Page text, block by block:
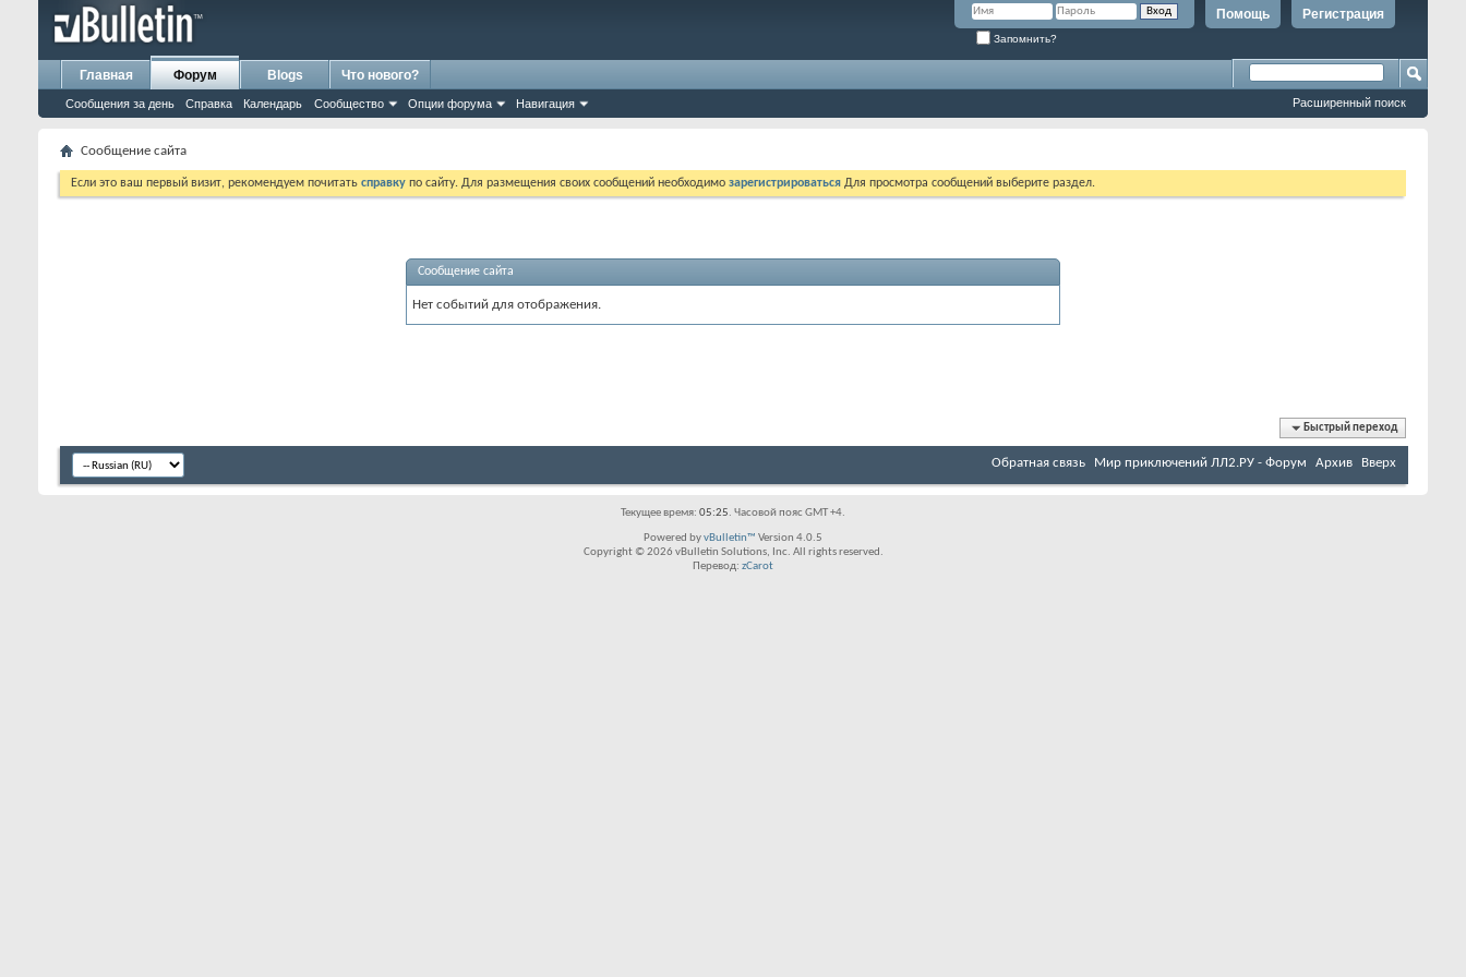
Регистрация
Помощь
Запомнить?
Главная Форум
Сообщения за день Справка Календарь Сообщество Опции форума Навигация
Blogs Что нового?
Расширенный поиск
Сообщение сайта
Если это ваш первый визит, рекомендуем почитать справку по сайту. Для размещения своих сообщений необходимо зарегистрироваться Для просмотра сообщений выберите раздел.
Сообщение сайта
Нет событий для отображения.
Быстрый переход
Обратная связь Мир приключений ЛЛ2.РУ - Форум Архив Вверх
Текущее время: 05:25. Часовой пояс GMT +4.
Powered byvBulletin™ Version 4.0.5
Copyright © 2026 vBulletin Solutions, Inc. All rights reserved.
Перевод: zCarot